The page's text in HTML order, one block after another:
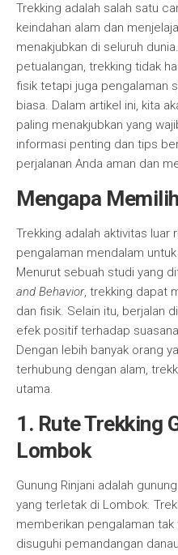
Trekking adalah salah satu
keindahan alam dan
menakjubkan di seluruh
petualangan, trekking tidak
fisik tetapi juga pengalaman
biasa. Dalam artikel ini, kita
paling menakjubkan yang
informasi penting dan tips
perjalanan Anda aman dan
Mengapa
Trekking adalah aktivitas luar
pengalaman mendalam
Menurut sebuah studi yang
and Behavior, trekking dapat
dan fisik. Selain itu, berjalan
efek positif terhadap
Dengan lebih banyak orang
terhubung dengan alam,
utama.
1. Rute Trekking
Lombok
Gunung Rinjani adalah
yang terletak di Lombok.
memberikan pengalaman
disuguhi pemandangan